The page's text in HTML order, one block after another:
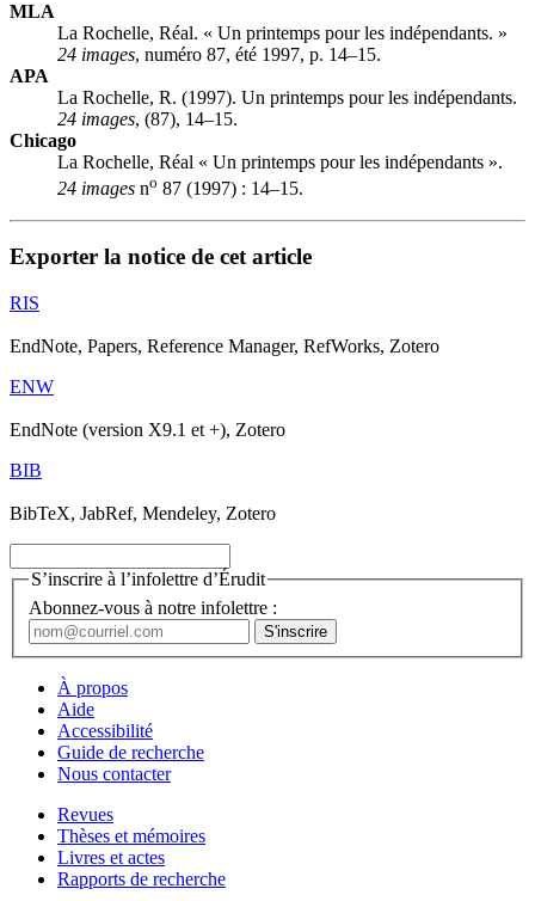
MLA
La Rochelle, Réal. « Un printemps pour les indépendants. »
24 images, numéro 87, été 1997, p. 14–15.
APA
La Rochelle, R. (1997). Un printemps pour les indépendants.
24 images, (87), 14–15.
Chicago
La Rochelle, Réal « Un printemps pour les indépendants ».
24 images no 87 (1997) : 14–15.
Exporter la notice de cet article
RIS
EndNote, Papers, Reference Manager, RefWorks, Zotero
ENW
EndNote (version X9.1 et +), Zotero
BIB
BibTeX, JabRef, Mendeley, Zotero
S’inscrire à l’infolettre d’Érudit
Abonnez-vous à notre infolettre :
À propos
Aide
Accessibilité
Guide de recherche
Nous contacter
Revues
Thèses et mémoires
Livres et actes
Rapports de recherche